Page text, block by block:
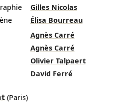
Gilles Nicolas
Élisa Bourreau
Agnès Carré
Agnès Carré
Olivier Talpaert
David Ferré
(Paris)